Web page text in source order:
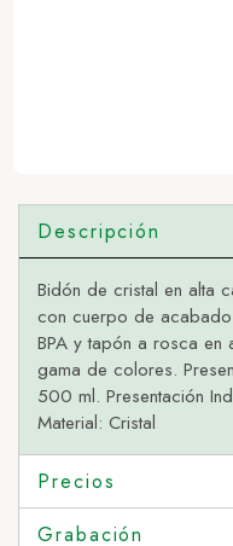
Descripción
Bidón de cristal en alta
con cuerpo de
BPA y tapón a rosca en
gama de colores.
500 ml. Presentación
Material: Cristal
Precios
Grabación